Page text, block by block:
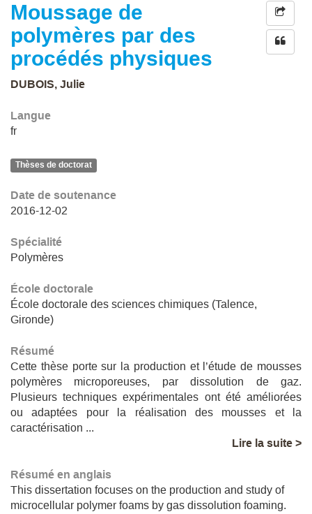
Moussage de
polymères par des
procédés physiques
DUBOIS, Julie
Langue
fr
Thèses de doctorat
Date de soutenance
2016-12-02
Spécialité
Polymères
École doctorale
École doctorale des sciences chimiques (Talence,
Gironde)
Résumé
Cette thèse porte sur la production et l’étude de mousses
polymères microporeuses, par dissolution de gaz.
Plusieurs techniques expérimentales ont été améliorées
ou adaptées pour la réalisation des mousses et la
caractérisation ...
Lire la suite >
Résumé en anglais
This dissertation focuses on the production and study of
microcellular polymer foams by gas dissolution foaming.